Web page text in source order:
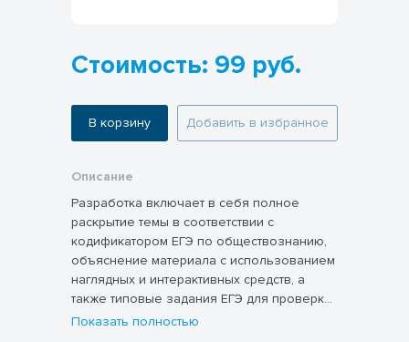
Стоимость: 99 руб.
В корзину Добавить в избранное
Описание
Разработка включает в себя полное
раскрытие темы в соответствии с
кодификатором ЕГЭ по обществознанию,
объяснение материала с использованием
наглядных и интерактивных средств, а
также типовые задания ЕГЭ для проверки
и закрепления темы.
Показать полностью